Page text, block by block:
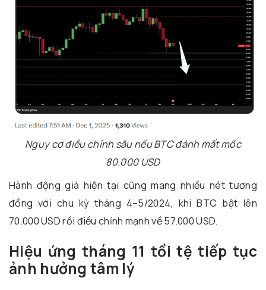
Nguy cơ điều chỉnh sâu nếu BTC đánh mất mốc
80.000 USD
Hành động giá hiện tại cũng mang nhiều nét tương
đồng với chu kỳ tháng 4–5/2024, khi BTC bật lên
70.000 USD rồi điều chỉnh mạnh về 57.000 USD.
Hiệu ứng tháng 11 tồi tệ tiếp tục
ảnh hưởng tâm lý